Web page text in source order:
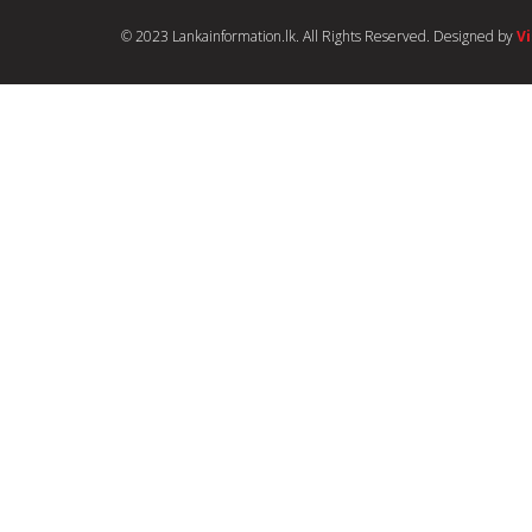
© 2023 Lankainformation.lk. All Rights Reserved. Designed by